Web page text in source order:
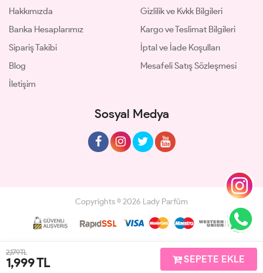
2,179 TL
1,999TL SEPETE EKLE
Hakkımızda
Banka Hesaplarımız
Sipariş Takibi
Blog
İletişim
Gizlilik ve Kvkk Bilgileri
Kargo ve Teslimat Bilgileri
İptal ve İade Koşulları
Mesafeli Satış Sözleşmesi
Sosyal Medya
Copyrights © 2026 Lady Parfüm
Geliştir - powered by innovation
Anasayfa Sipariş Takibi İletişim